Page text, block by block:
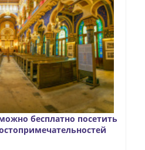
бесплатно посетить